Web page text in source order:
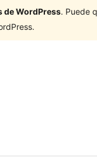
de WordPress. Puede